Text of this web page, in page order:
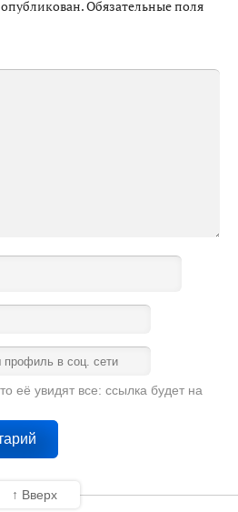
Обязательные поля
её увидят все: ссылка будет на
↑ Вверх